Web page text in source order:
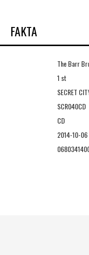
FAKTA
The Barr
1 st
SECRET
SCR040CD
CD
2014-10-06